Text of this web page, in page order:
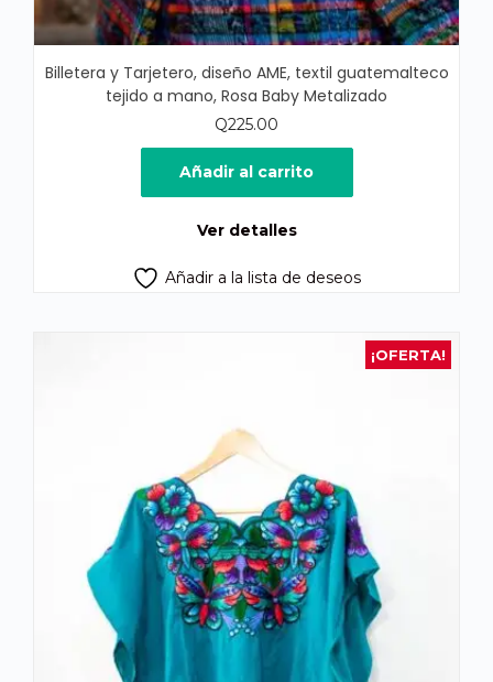
Billetera y Tarjetero, diseño AME, textil guatemalteco
tejido a mano, Rosa Baby Metalizado
Q225.00
Añadir al carrito
Ver detalles
Añadir a la lista de deseos
¡OFERTA!